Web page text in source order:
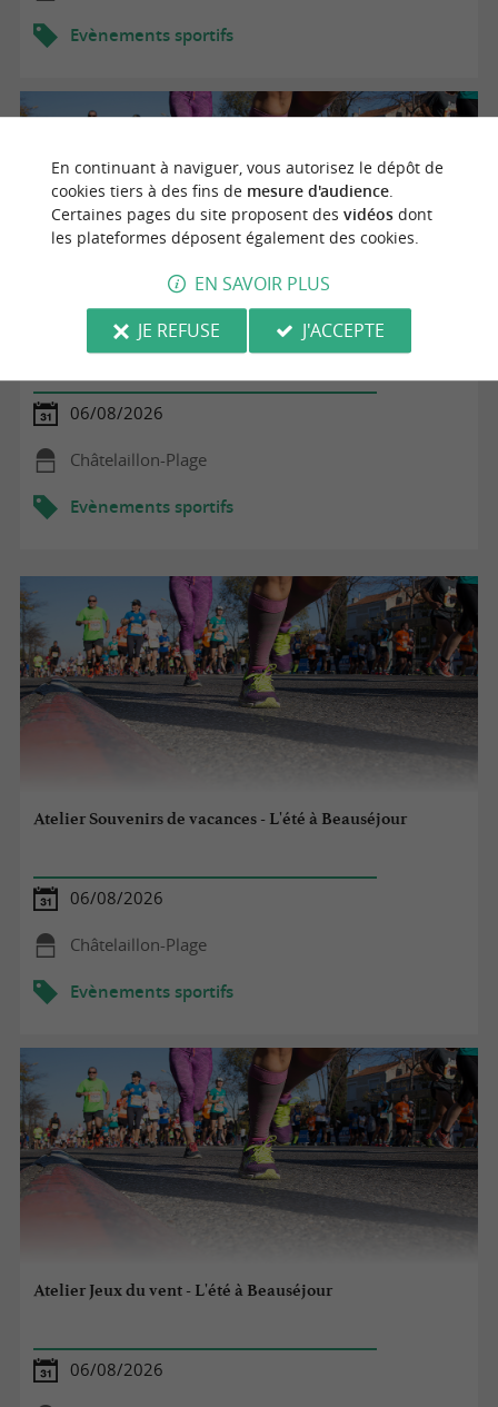
Evènements sportifs
Lectures en herbe
06/08/2026
Châtelaillon-Plage
Evènements sportifs
Atelier Souvenirs de vacances - L'été à Beauséjour
06/08/2026
Châtelaillon-Plage
Evènements sportifs
Atelier Jeux du vent - L'été à Beauséjour
06/08/2026
En continuant à naviguer, vous autorisez le dépôt de
cookies tiers à des fins de mesure d'audience.
Certaines pages du site proposent des vidéosdont
les plateformes déposent également des cookies.
EN SAVOIR PLUS
JE REFUSE
J'ACCEPTE